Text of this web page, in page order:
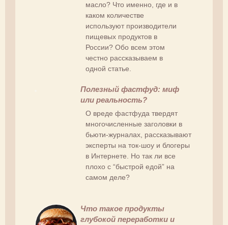
масло? Что именно, где и в
каком количестве
используют производители
пищевых продуктов в
России? Обо всем этом
честно рассказываем в
одной статье.
Полезный фастфуд: миф
или реальность?
О вреде фастфуда твердят
многочисленные заголовки в
бьюти-журналах, рассказывают
эксперты на ток-шоу и блогеры
в Интернете. Но так ли все
плохо с “быстрой едой” на
самом деле?
Что такое продукты
глубокой переработки и